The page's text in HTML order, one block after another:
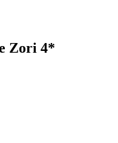
Zori 4*